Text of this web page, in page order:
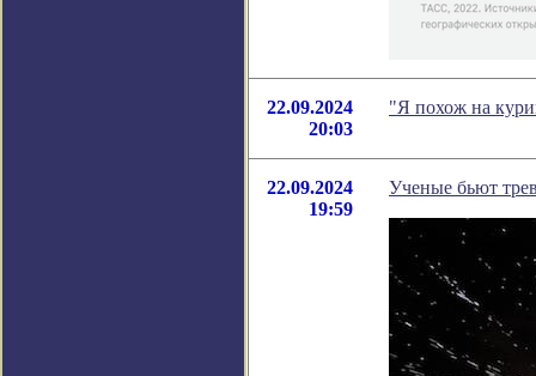
22.09.2024
20:03
"Я похож на
22.09.2024
19:59
Ученые бьют